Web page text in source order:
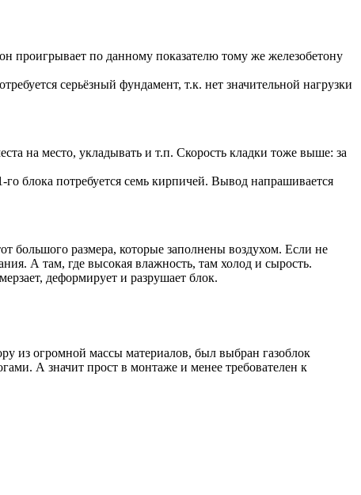
проигрывает по данному показателю тому же железобетону
серьёзный фундамент, т.к. нет значительной нагрузки
на место, укладывать и т.п. Скорость кладки тоже выше: за
блока потребуется семь кирпичей. Вывод напрашивается
большого размера, которые заполнены воздухом. Если не
А там, где высокая влажность, там холод и сырость.
деформирует и разрушает блок.
из огромной массы материалов, был выбран газоблок
А значит прост в монтаже и менее требователен к